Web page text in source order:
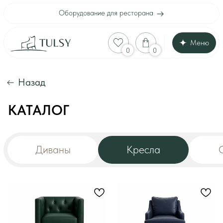
Оборудование для ресторана
0 Оборудование
Каталог
Акции
КАТАЛОГ
Диваны